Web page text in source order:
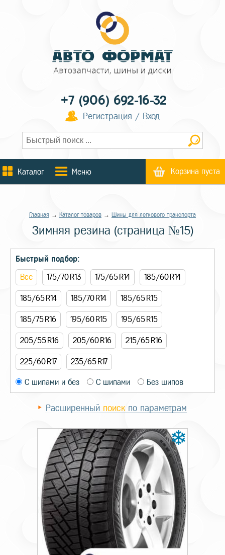
+7 (906) 692-16-32
Регистрация / Вход
Каталог Меню Корзина пуста
Главная → Каталог товаров → Шины для легкового транспорта
Зимняя резина (страница №15)
Быстрый подбор:
Все 175/70 R13 175/65 R14 185/60 R14
185/65 R14 185/70 R14 185/65 R15
185/75 R16 195/60 R15 195/65 R15
205/55 R16 205/60 R16 215/65 R16
225/60 R17 235/65 R17
С шипами и без С шипами Без шипов
Расширенный поиск по параметрам